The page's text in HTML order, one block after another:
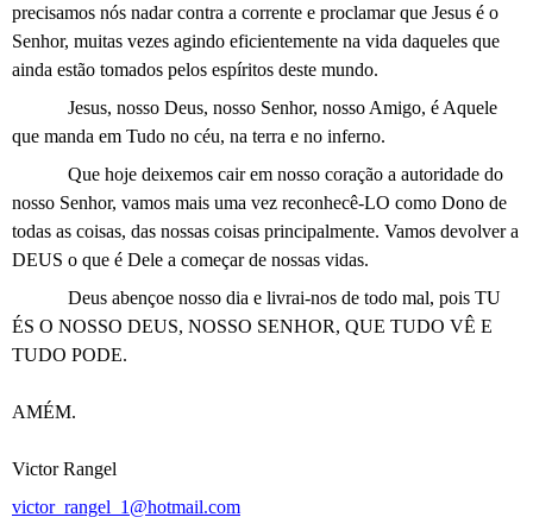
precisamos nós nadar contra a corrente e proclamar que Jesus é o
Senhor, muitas vezes agindo eficientemente na vida daqueles que
ainda estão tomados pelos espíritos deste mundo.
Jesus, nosso Deus, nosso Senhor, nosso Amigo, é Aquele
que manda em Tudo no céu, na terra e no inferno.
Que hoje deixemos cair em nosso coração a autoridade do
nosso Senhor, vamos mais uma vez reconhecê-LO como Dono de
todas as coisas, das nossas coisas principalmente. Vamos devolver a
DEUS o que é Dele a começar de nossas vidas.
Deus abençoe nosso dia e livrai-nos de todo mal, pois TU
ÉS O NOSSO DEUS, NOSSO SENHOR, QUE TUDO VÊ E
TUDO PODE.
AMÉM.
Victor Rangel
victor_rangel_1@hotmail.com